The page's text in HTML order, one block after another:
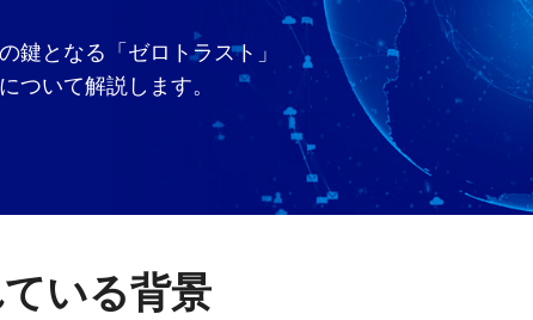
鍵となる「ゼロトラスト」
ついて解説します。
いる背景